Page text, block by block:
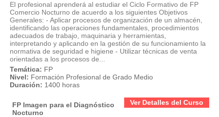
El profesional aprenderá al estudiar el Ciclo Formativo de FP
Comercio Nocturno de acuerdo a los siguientes Objetivos
Generales: - Aplicar procesos de organización de un almacén,
identificando las operaciones fundamentales, procedimientos
adecuados de trabajo, maquinaria y herramientas,
interpretando y aplicando en la gestión de su funcionamiento la
normativa de seguridad e higiene - Utilizar técnicas de venta
orientadas a los procesos de...
Temática: FP
Nivel: Formación Profesional de Grado Medio
Duración: 1400 horas
Ver Detalles del Curso
FP Imagen para el Diagnóstico
Nocturno